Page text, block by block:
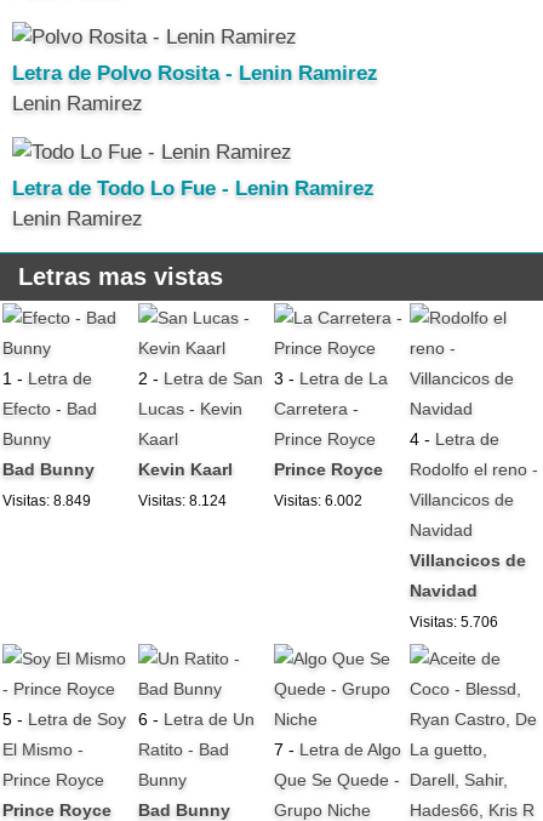
Letra de Polvo Rosita - Lenin Ramirez
Lenin Ramirez
Letra de Todo Lo Fue - Lenin Ramirez
Lenin Ramirez
Letras mas vistas
1 - Letra de
Efecto - Bad
Bunny
Bad Bunny
Visitas: 8.849
2 - Letra de San
Lucas - Kevin
Kaarl
Kevin Kaarl
Visitas: 8.124
3 - Letra de La
Carretera -
Prince Royce
Prince Royce
Visitas: 6.002
4 - Letra de
Rodolfo el reno -
Villancicos de
Navidad
Villancicos de
Navidad
Visitas: 5.706
5 - Letra de Soy
El Mismo -
Prince Royce
Prince Royce
6 - Letra de Un
Ratito - Bad
Bunny
Bad Bunny
7 - Letra de Algo
Que Se Quede -
Grupo Niche